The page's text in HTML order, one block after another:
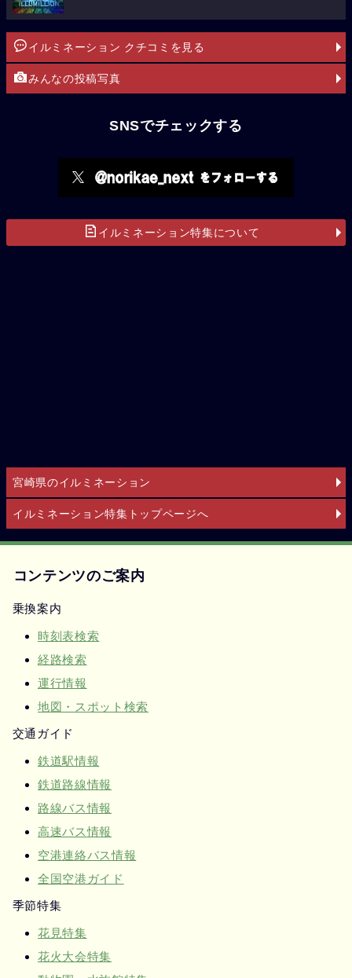
イルミネーション クチコミを見る
みんなの投稿写真
SNSでチェックする
イルミネーション特集について
宮崎県のイルミネーション
イルミネーション特集トップページへ
コンテンツのご案内
乗換案内
時刻表検索
経路検索
運行情報
地図・スポット検索
交通ガイド
鉄道駅情報
鉄道路線情報
路線バス情報
高速バス情報
空港連絡バス情報
全国空港ガイド
季節特集
花見特集
花火大会特集